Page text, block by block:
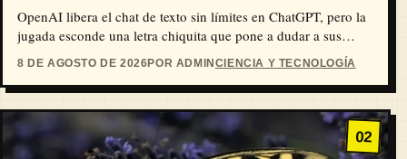
OpenAI libera el chat de texto sin límites en ChatGPT, pero la
jugada esconde una letra chiquita que pone a dudar a sus
8 DE AGOSTO DE 2026POR ADMINCIENCIA Y TECNOLOGÍA
02